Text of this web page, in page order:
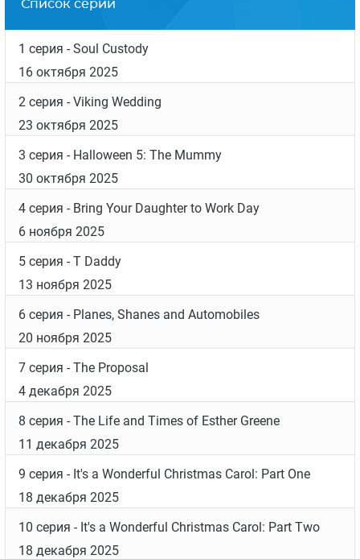
Список серий
1 серия - Soul Custody
16 октября 2025
2 серия - Viking Wedding
23 октября 2025
3 серия - Halloween 5: The Mummy
30 октября 2025
4 серия - Bring Your Daughter to Work Day
6 ноября 2025
5 серия - T Daddy
13 ноября 2025
6 серия - Planes, Shanes and Automobiles
20 ноября 2025
7 серия - The Proposal
4 декабря 2025
8 серия - The Life and Times of Esther Greene
11 декабря 2025
9 серия - It's a Wonderful Christmas Carol: Part One
18 декабря 2025
10 серия - It's a Wonderful Christmas Carol: Part Two
18 декабря 2025